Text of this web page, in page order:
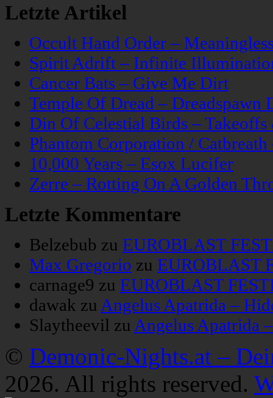
Letzte Artikel
Occult Hand Order –
Spirit Adrift – Infinite
Cancer Bats – Give Me Dirt
Temple Of Dread – Dreadspawn
Din Of Celestial Birds –
Phantom Corporation /
10,000 Years – Esox Lucifer
Zerre – Rotting On A Golden
Letzte Kommentare
Belzebub zu EUROBLAST
Max Gregorio zu EUROBLAST
carnage9 zu EUROBLAST
dawak zu Angelus Apatrida –
Slaytheevil zu Angelus Apatrida
© Demonic-Nights.at –
2026. All rights reserved.